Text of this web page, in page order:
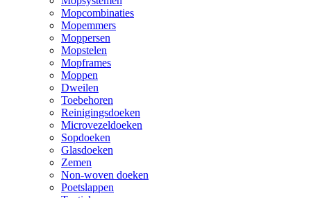
Mopcombinaties
Mopemmers
Moppersen
Mopstelen
Mopframes
Moppen
Dweilen
Toebehoren
Reinigingsdoeken
Microvezeldoeken
Sopdoeken
Glasdoeken
Zemen
Non-woven doeken
Poetslappen